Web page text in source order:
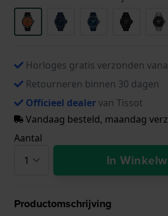
Horloges gratis verzonden
Retourneren binnen 30 dagen
Officieel dealervan Tissot
Vandaag besteld, maandag
Aantal
In
Productomschrijving